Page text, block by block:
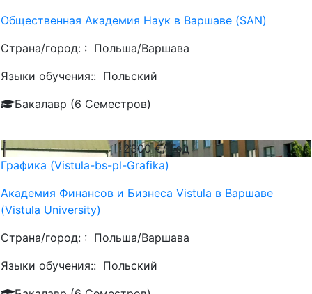
Общественная Академия Наук в Варшаве (SAN)
Страна/город: : Польша/Варшава
Языки обучения:: Польский
Бакалавр (6 Семестров)
2300€/ Год
Графика (Vistula-bs-pl-Grafika)
Академия Финансов и Бизнеса Vistula в Варшаве
(Vistula University)
Страна/город: : Польша/Варшава
Языки обучения:: Польский